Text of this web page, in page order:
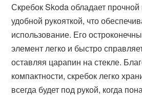
Скребок Skoda обладает прочной
удобной рукояткой, что
использование. Его
элемент легко и быстро
оставляя царапин на стекле.
компактности, скребок легко
всегда будет под рукой, когда